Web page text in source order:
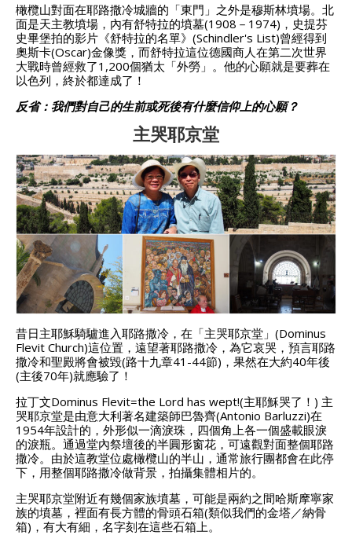
橄欖山對面在耶路撒冷城牆的「東門」之外是穆斯林墳場。 北
面是天主教墳場，內有舒特拉的墳墓(1908－1974)，史提芬
史畢堡拍的影片《舒特拉的名單》(Schindler's List)曾經得到
奧斯卡(Oscar)金像獎，而舒特拉這位德國商人在第二次世界
大戰時曾經救了1,200個猶太「外勞」。 他的心願就是要葬在
以色列，終於都達成了！
反省：我們對自己的生前或死後有什麼信仰上的心願？
主哭耶京堂
昔日主耶穌騎驢進入耶路撒冷，在「主哭耶京堂」(Dominus
Flevit Church)這位置，遠望著耶路撒冷，為它哀哭，預言耶路
撒冷和聖殿將會被毀(路十九章41-44節)，果然在大約40年後
(主後70年)就應驗了！
拉丁文Dominus Flevit=the Lord has wept!(主耶穌哭了！) 主
哭耶京堂是由意大利著名建築師巴魯齊(Antonio Barluzzi)在
1954年設計的，外形似一滴淚珠，四個角上各一個盛載眼淚
的淚瓶。 通過堂內祭壇後的半圓形窗花，可遠觀對面整個耶路
撒冷。 由於這教堂位處橄欖山的半山，通常旅行團都會在此停
下，用整個耶路撒冷做背景，拍攝集體相片的。
主哭耶京堂附近有幾個家族墳墓，可能是兩約之間哈斯摩寧家
族的墳墓，裡面有長方體的骨頭石箱(類似我們的金塔／納骨
箱)，有大有細，名字刻在這些石箱上。